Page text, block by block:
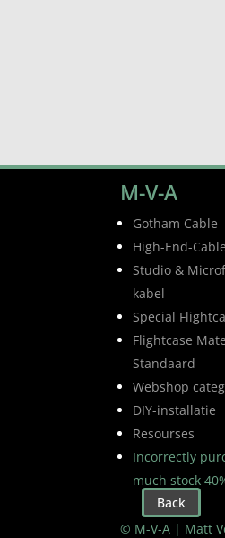
Back
M-V-A
Gotham Cable
High-End-Cable
Studio &
kabel
Special
Flightcase
Standaard
Webshop
DIY-installatie
Resourses
Incorrectly
much stock
© M-V-A | Matt